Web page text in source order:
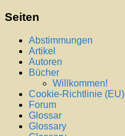
Seiten
Abstimmungen
Artikel
Autoren
Bücher
Willkommen!
Cookie-Richtlinie (EU)
Forum
Glossar
Glossary